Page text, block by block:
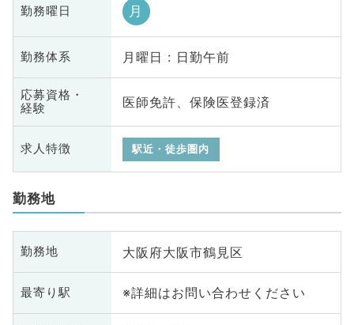
勤務曜日 月
勤務体系 月曜日 : 日勤午前
応募資格・
経験
医師免許、保険医登録済
求人特徴 駅近・徒歩圏内
勤務地
勤務地 大阪府大阪市鶴見区
最寄り駅 ※詳細はお問い合わせください